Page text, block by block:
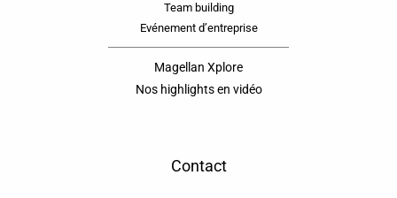
Team building
Evénement d’entreprise
Magellan Xplore
Nos highlights en vidéo
Contact